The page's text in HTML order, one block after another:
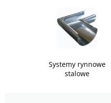
Systemy rynnowe
stalowe